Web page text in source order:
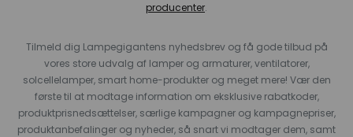
producenter.
Tilmeld dig Lampegigantens nyhedsbrev og få gode tilbud på
vores store udvalg af lamper og armaturer, ventilatorer,
solcellelamper, smart home-produkter og meget mere! Vær den
første til at modtage information om eksklusive rabatkoder,
produktprisnedsættelser, særlige kampagner og kampagnepriser,
produktanbefalinger og nyheder, så snart vi modtager dem, samt